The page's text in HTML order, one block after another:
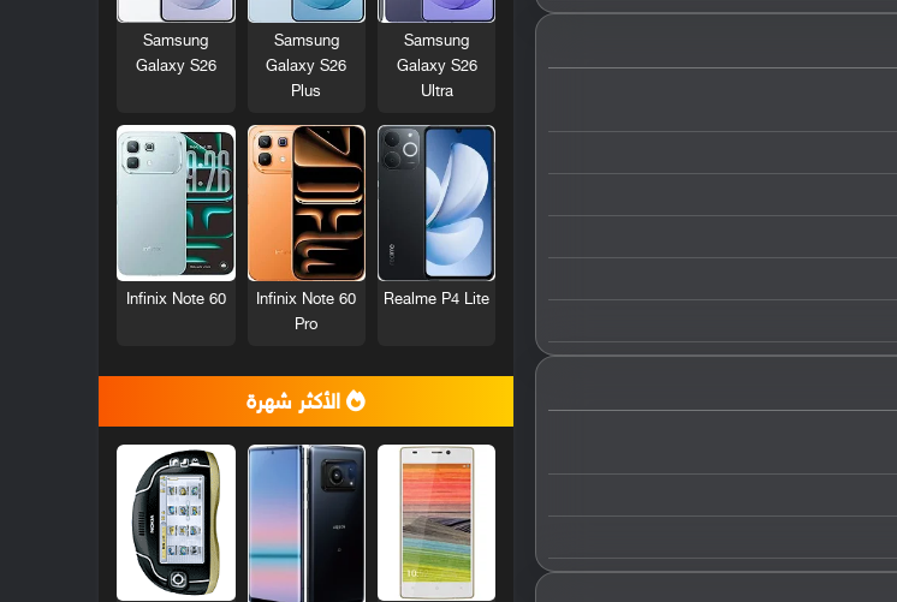
Samsung
Galaxy S26
Ultra
Samsung
Galaxy S26
Plus
Samsung
Galaxy S26
Realme P4 Lite
Infinix Note 60
Pro
Infinix Note 60
الأكثر شهرة